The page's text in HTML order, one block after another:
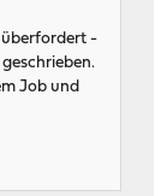
überfordert -
Job und